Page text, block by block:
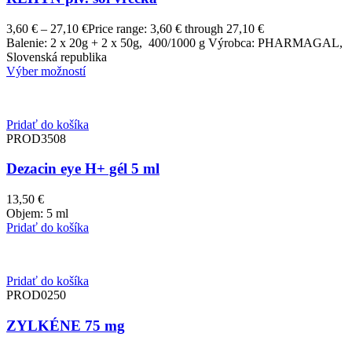
3,60 € – 27,10 €Price range: 3,60 € through 27,10 €
Balenie: 2 x 20g + 2 x 50g, 400/1000 g Výrobca: PHARMAGAL,
Slovenská republika
Výber možností
Pridať do košíka
PROD3508
Dezacin eye H+ gél 5 ml
13,50 €
Objem: 5 ml
Pridať do košíka
Pridať do košíka
PROD0250
ZYLKÉNE 75 mg